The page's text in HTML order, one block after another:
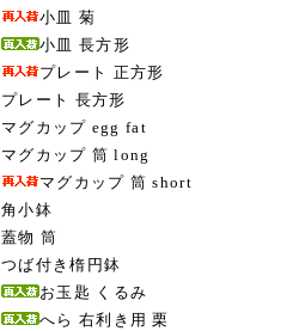
小皿 菊
小皿 長方形
プレート 正方形
プレート 長方形
マグカップ egg fat
マグカップ 筒 long
マグカップ 筒 short
角小鉢
蓋物 筒
つば付き楕円鉢
お玉匙 くるみ
へら 右利き用 栗